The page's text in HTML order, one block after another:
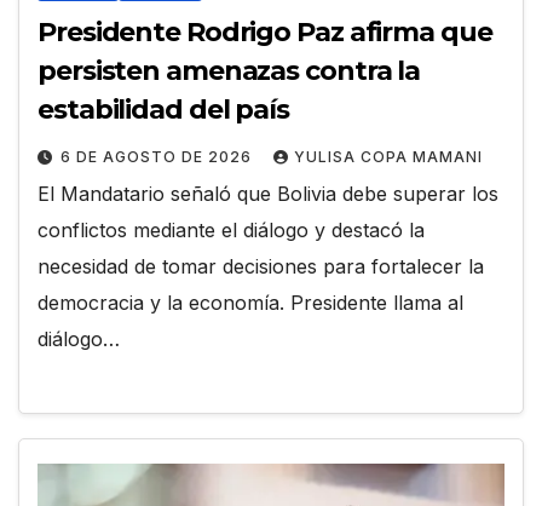
Presidente Rodrigo Paz afirma que
persisten amenazas contra la
estabilidad del país
6 DE AGOSTO DE 2026 YULISA COPA MAMANI
El Mandatario señaló que Bolivia debe superar los
conflictos mediante el diálogo y destacó la
necesidad de tomar decisiones para fortalecer la
democracia y la economía. Presidente llama al
diálogo…